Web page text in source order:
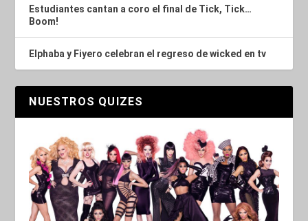
Estudiantes cantan a coro el final de Tick, Tick…
Boom!
Elphaba y Fiyero celebran el regreso de wicked en tv
NUESTROS QUIZES